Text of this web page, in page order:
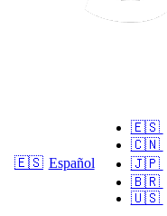
🇪🇸 Español
🇪🇸
🇨🇳
🇯🇵
🇧🇷
🇺🇸